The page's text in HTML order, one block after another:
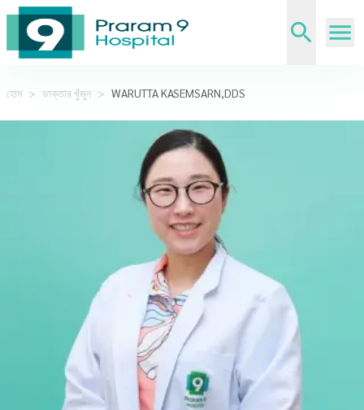
হোম > ডাক্তার খুঁজুন > WARUTTA KASEMSARN,DDS